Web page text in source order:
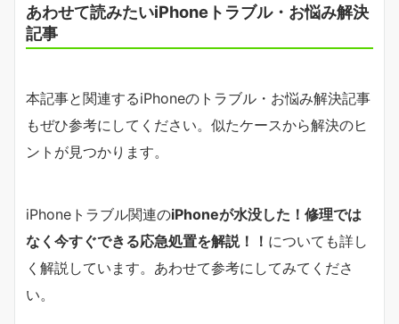
あわせて読みたいiPhoneトラブル・お悩み解決
記事
本記事と関連するiPhoneのトラブル・お悩み解決記事
もぜひ参考にしてください。似たケースから解決のヒ
ントが見つかります。
iPhoneトラブル関連のiPhoneが水没した！修理では
なく今すぐできる応急処置を解説！！ についても詳し
く解説しています。あわせて参考にしてみてくださ
い。